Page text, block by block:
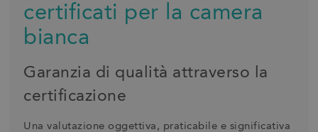
certificati per la camera
bianca
Garanzia di qualità attraverso la
certificazione
Una valutazione oggettiva, praticabile e significativa